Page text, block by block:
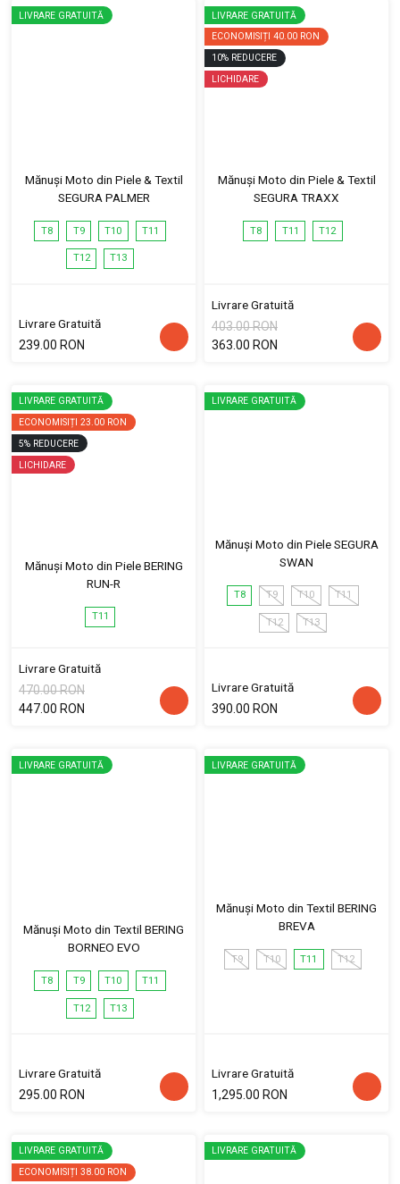
LIVRARE GRATUITĂ
Mănuși Moto din Piele & Textil
SEGURA PALMER
T8 T9 T10 T11
T12 T13
Livrare Gratuită
239.00 RON
LIVRARE GRATUITĂ
ECONOMISIȚI 40.00 RON
10% REDUCERE
LICHIDARE
Mănuși Moto din Piele & Textil
SEGURA TRAXX
T8 T11 T12
Livrare Gratuită
403.00 RON
363.00 RON
LIVRARE GRATUITĂ
ECONOMISIȚI 23.00 RON
5% REDUCERE
LICHIDARE
Mănuși Moto din Piele BERING
RUN-R
T11
Livrare Gratuită
470.00 RON
447.00 RON
LIVRARE GRATUITĂ
Mănuși Moto din Piele SEGURA
SWAN
T8 T9 T10 T11
T12 T13
Livrare Gratuită
390.00 RON
LIVRARE GRATUITĂ
Mănuși Moto din Textil BERING
BORNEO EVO
T8 T9 T10 T11
T12 T13
Livrare Gratuită
295.00 RON
LIVRARE GRATUITĂ
Mănuși Moto din Textil BERING
BREVA
T9 T10 T11 T12
Livrare Gratuită
1,295.00 RON
LIVRARE GRATUITĂ
ECONOMISIȚI 38.00 RON
LIVRARE GRATUITĂ